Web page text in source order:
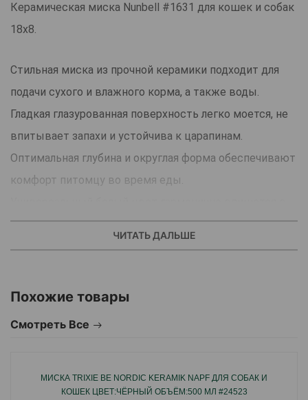
Керамическая миска Nunbell #1631 для кошек и собак
18x8.
Стильная миска из прочной керамики подходит для
подачи сухого и влажного корма, а также воды.
Гладкая глазурованная поверхность легко моется, не
впитывает запахи и устойчива к царапинам.
Оптимальная глубина и округлая форма обеспечивают
комфорт питомцу во время еды.
любой интерьер.
Подходит для ежедневного использования.
ЧИТАТЬ ДАЛЬШЕ
Похожие товары
Смотреть Все
МИСКА TRIXIE BE NORDIC KERAMIK NAPF ДЛЯ СОБАК И
КОШЕК ЦВЕТ:ЧЁРНЫЙ ОБЪЁМ:500 МЛ #24523